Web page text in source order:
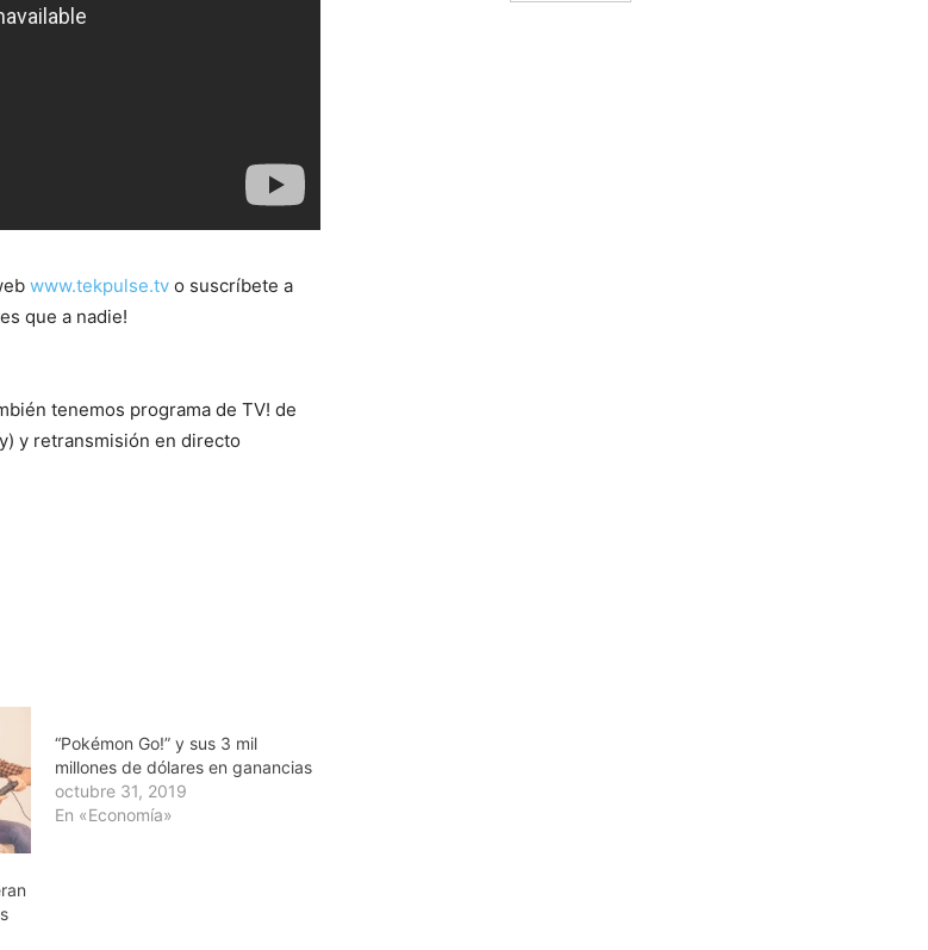
www.tekpulse.tv o suscríbete a
que a nadie!
tenemos programa de TV! de
y retransmisión en directo
“Pokémon Go!” y sus 3 mil
millones de dólares en ganancias
octubre 31, 2019
En «Economía»